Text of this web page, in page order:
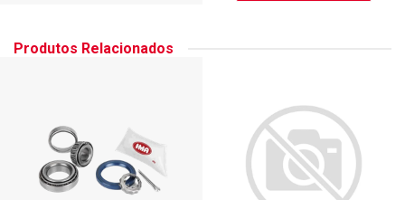
Produtos Relacionados